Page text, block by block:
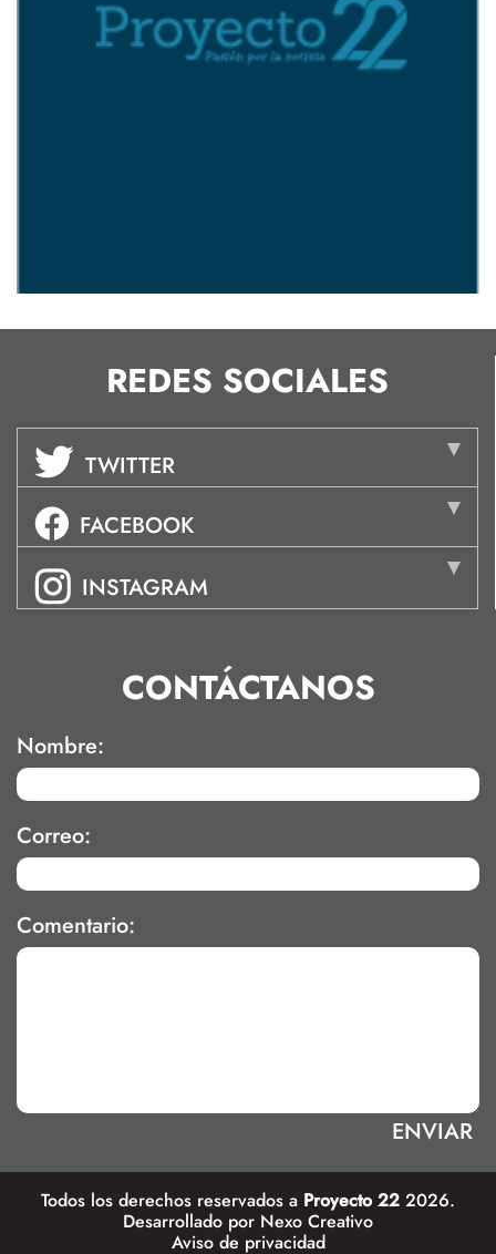
REDES SOCIALES
TWITTER
FACEBOOK
INSTAGRAM
CONTÁCTANOS
Nombre:
Correo:
Comentario:
Todos los derechos reservados a Proyecto 22 2026.
Desarrollado por Nexo Creativo
Aviso de privacidad